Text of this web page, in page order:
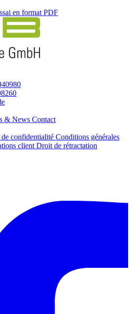
en format PDF
& News Contact
confidentialité Conditions générales
client Droit de rétractation